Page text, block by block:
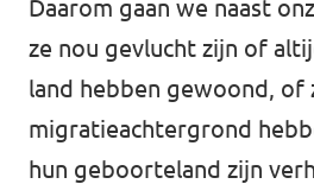
Daarom gaan we naast
ze nou gevlucht zijn of
land hebben gewoond, of
migratieachtergrond
hun geboorteland zijn